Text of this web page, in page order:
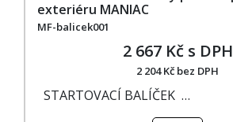
exteriéru MANIAC
MF-balicek001
2 667 Kč s DPH
2 204 Kč bez DPH
STARTOVACÍ BALÍČEK …